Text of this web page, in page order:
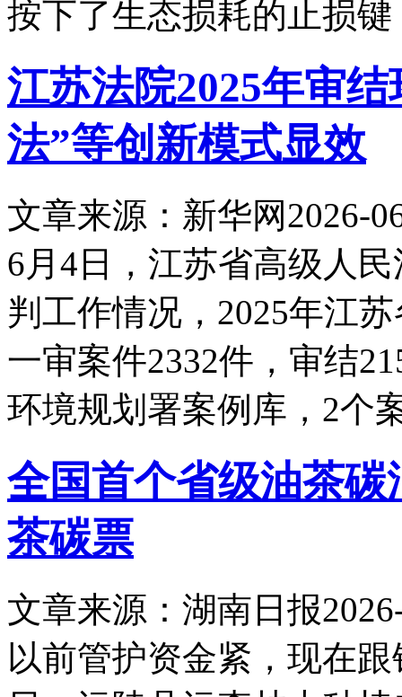
按下了生态损耗的止损键
江苏法院2025年审
法”等创新模式显效
文章来源：新华网2026-
6月4日，江苏省高级人
判工作情况，2025年江
一审案件2332件，审结
环境规划署案例库，2个
全国首个省级油茶
茶碳票
文章来源：湖南日报
以前管护资金紧，现在